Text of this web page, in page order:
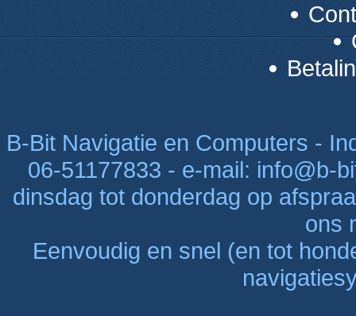
B-Bit Navigatie en Computers -
06-51177833 - e-mail: info@b-
dinsdag tot donderdag op
ons
Eenvoudig en snel (en tot